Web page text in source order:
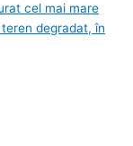
cel mai mare
degradat, în